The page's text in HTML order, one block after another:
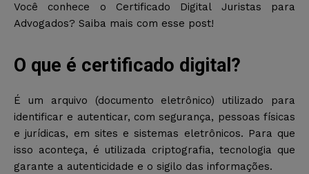
Você conhece o Certificado Digital Juristas para
Advogados? Saiba mais com esse post!
O que é certificado digital?
É um arquivo (documento eletrônico) utilizado para
identificar e autenticar, com segurança, pessoas físicas
e jurídicas, em sites e sistemas eletrônicos. Para que
isso aconteça, é utilizada criptografia, tecnologia que
garante a autenticidade e o sigilo das informações.